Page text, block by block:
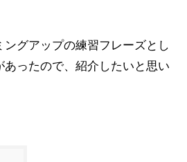
グアップの練習フレーズとし
ったので、紹介したいと思い